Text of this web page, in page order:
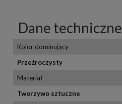
Dane techniczne
Kolor dominujący
Przeźroczysty
Materiał
Tworzywo sztuczne